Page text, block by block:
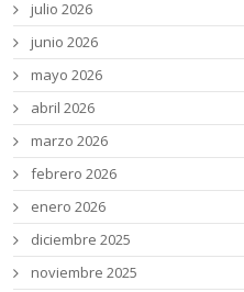
julio 2026
junio 2026
mayo 2026
abril 2026
marzo 2026
febrero 2026
enero 2026
diciembre 2025
noviembre 2025